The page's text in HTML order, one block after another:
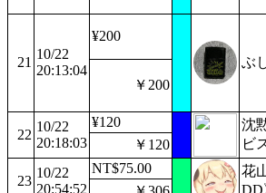
21
10/22
20:13:04
¥200
ぶ
￥200
22
10/22
20:18:03
¥120
沈
ビ
￥120
23
10/22
20:54:52
NT$75.00
花
DD